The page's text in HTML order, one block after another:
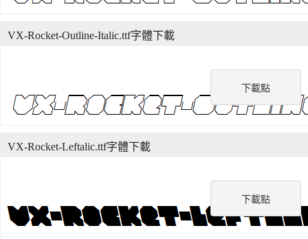
下載點
VX-Rocket-Outline-Italic.ttf字體下載
下載點
VX-Rocket-Leftalic.ttf字體下載